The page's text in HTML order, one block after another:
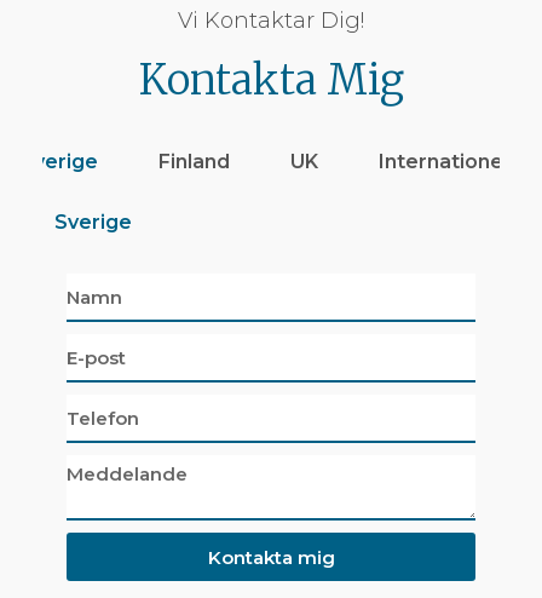
Vi Kontaktar Dig!
Kontakta Mig
Sverige Finland UK Internationellt
Sverige
Kontakta mig